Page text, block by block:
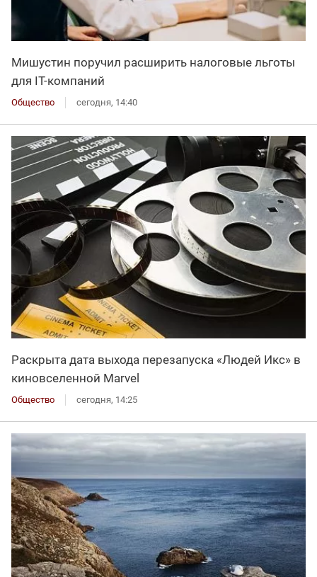
Мишустин поручил расширить налоговые льготы
для IT-компаний
Общество сегодня, 14:40
Раскрыта дата выхода перезапуска «Людей Икс» в
киновселенной Marvel
Общество сегодня, 14:25